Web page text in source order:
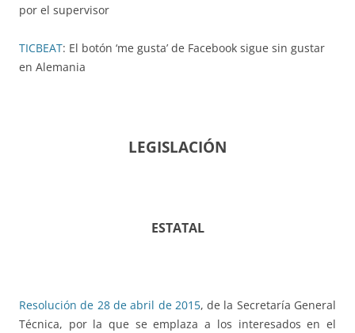
por el supervisor
TICBEAT: El botón ‘me gusta’ de Facebook sigue sin gustar
en Alemania
LEGISLACIÓN
ESTATAL
Resolución de 28 de abril de 2015, de la Secretaría General
Técnica, por la que se emplaza a los interesados en el